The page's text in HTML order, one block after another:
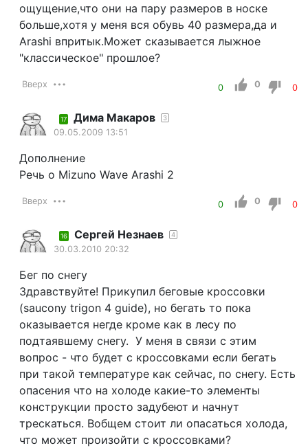
ощущение,что они на пару размеров в носке
больше,хотя у меня вся обувь 40 размера,да и
Arashi впритык.Может сказывается лыжное
"классическое" прошлое?
Вверх 0 0 0
17 Дима Макаров 3
09.05.2009 13:51
Дополнение
Речь о Mizuno Wave Arashi 2
Вверх 0 0 0
16 Сергей Незнаев 4
30.03.2010 20:32
Бег по снегу
Здравствуйте! Прикупил беговые кроссовки
(saucony trigon 4 guide), но бегать то пока
оказывается негде кроме как в лесу по
подтаявшему снегу. У меня в связи с этим
вопрос - что будет с кроссовками если бегать
при такой температуре как сейчас, по снегу. Есть
опасения что на холоде какие-то элементы
конструкции просто задубеют и начнут
трескаться. Вобщем стоит ли опасаться холода,
что может произойти с кроссовками?